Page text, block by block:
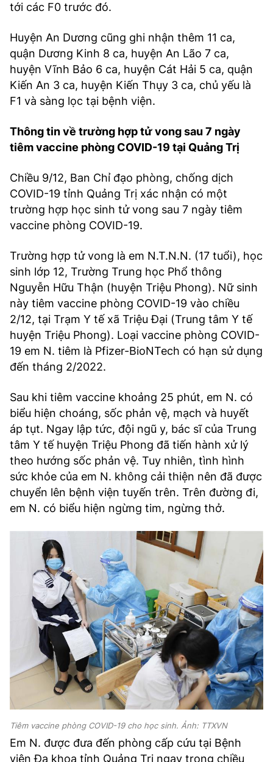
tới các F0 trước đó.
Huyện An Dương cũng ghi nhận thêm 11 ca,
quận Dương Kinh 8 ca, huyện An Lão 7 ca,
huyện Vĩnh Bảo 6 ca, huyện Cát Hải 5 ca, quận
Kiến An 3 ca, huyện Kiến Thụy 3 ca, chủ yếu là
F1 và sàng lọc tại bệnh viện.
Thông tin về trường hợp tử vong sau 7 ngày
tiêm vaccine phòng COVID-19 tại Quảng Trị
Chiều 9/12, Ban Chỉ đạo phòng, chống dịch
COVID-19 tỉnh Quảng Trị xác nhận có một
trường hợp học sinh tử vong sau 7 ngày tiêm
vaccine phòng COVID-19.
Trường hợp tử vong là em N.T.N.N. (17 tuổi), học
sinh lớp 12, Trường Trung học Phổ thông
Nguyễn Hữu Thận (huyện Triệu Phong). Nữ sinh
này tiêm vaccine phòng COVID-19 vào chiều
2/12, tại Trạm Y tế xã Triệu Đại (Trung tâm Y tế
huyện Triệu Phong). Loại vaccine phòng COVID-
19 em N. tiêm là Pfizer-BioNTech có hạn sử dụng
đến tháng 2/2022.
Sau khi tiêm vaccine khoảng 25 phút, em N. có
biểu hiện choáng, sốc phản vệ, mạch và huyết
áp tụt. Ngay lập tức, đội ngũ y, bác sĩ của Trung
tâm Y tế huyện Triệu Phong đã tiến hành xử lý
theo hướng sốc phản vệ. Tuy nhiên, tình hình
sức khỏe của em N. không cải thiện nên đã được
chuyển lên bệnh viện tuyến trên. Trên đường đi,
em N. có biểu hiện ngừng tim, ngừng thở.
Tiêm vaccine phòng COVID-19 cho học sinh. Ảnh: TTXVN
Em N. được đưa đến phòng cấp cứu tại Bệnh
viện Đa khoa tỉnh Quảng Trị ngay trong chiều